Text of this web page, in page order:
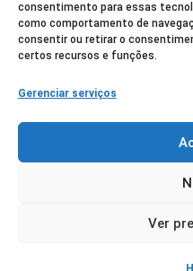
consentimento para essas
como comportamento de
consentir ou retirar o
certos recursos e funções.
Gerenciar serviços
Ver
Endereço:Rua
Redes Sociais
reservados –
Política